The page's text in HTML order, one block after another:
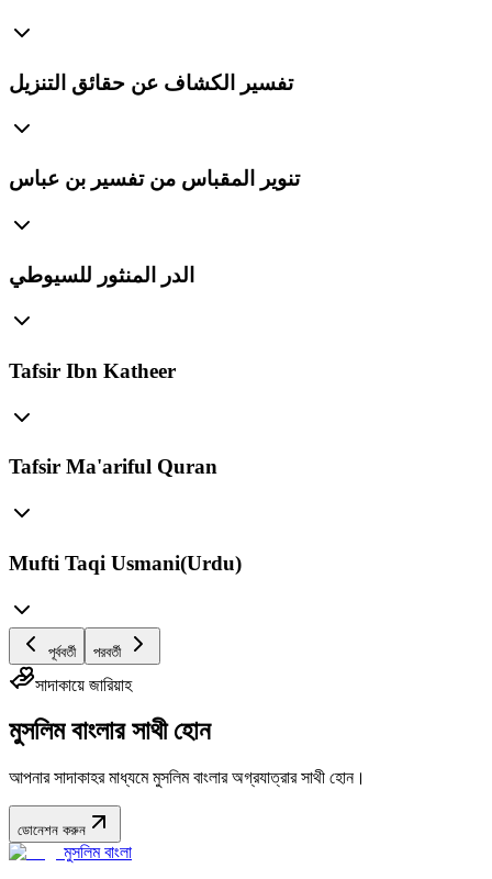
تفسير الكشاف عن حقائق التنزيل
تنوير المقباس من تفسير بن عباس
الدر المنثور للسيوطي
Tafsir Ibn Katheer
Tafsir Ma'ariful Quran
Mufti Taqi Usmani(Urdu)
পূর্ববর্তী পরবর্তী
সাদাকায়ে জারিয়াহ
মুসলিম বাংলার সাথী হোন
আপনার সাদাকাহর মাধ্যমে মুসলিম বাংলার অগ্রযাত্রার সাথী হোন।
ডোনেশন করুন
মুসলিম বাংলা